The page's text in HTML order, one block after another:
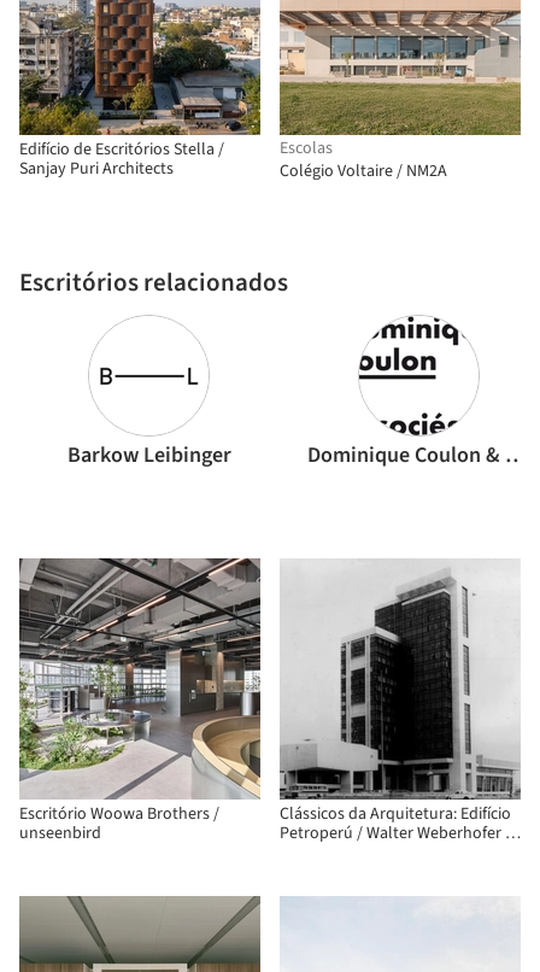
Edifício de Escritórios Stella /
Sanjay Puri Architects
Escritórios relacionados
Barkow Leibinger Dominique Coulon & associés
Escolas
Colégio Voltaire / NM2A
Escritório Woowa Brothers /
unseenbird
Clássicos da Arquitetura: Edifício
Petroperú / Walter Weberhofer +